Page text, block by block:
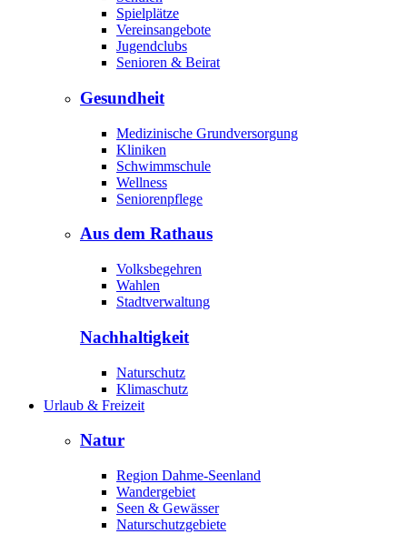
Spielplätze
Vereinsangebote
Jugendclubs
Senioren & Beirat
Gesundheit
Medizinische Grundversorgung
Kliniken
Schwimmschule
Wellness
Seniorenpflege
Aus dem Rathaus
Volksbegehren
Wahlen
Stadtverwaltung
Nachhaltigkeit
Naturschutz
Klimaschutz
Urlaub & Freizeit
Natur
Region Dahme-Seenland
Wandergebiet
Seen & Gewässer
Naturschutzgebiete